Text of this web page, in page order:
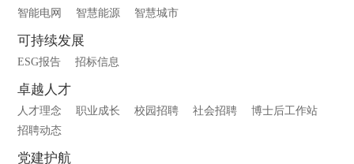
智能电网 智慧能源 智慧城市
可持续发展
ESG报告 招标信息
卓越人才
人才理念 职业成长 校园招聘 社会招聘
博士后工作站
招聘动态
党建护航